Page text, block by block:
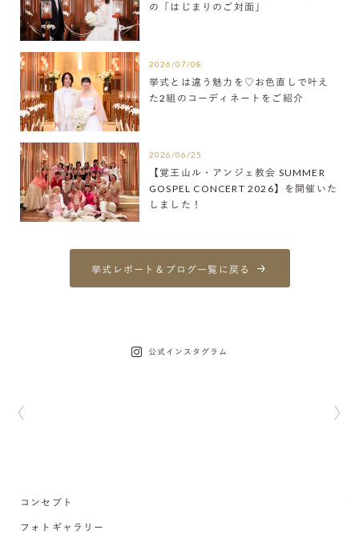
の「はじまりのご対面」
2026/07/08
挙式とは違う魅力を♡お色直しで叶え
た2組のコーディネートをご紹介
2026/06/25
【覚王山ル・アンジェ教会 SUMMER
GOSPEL CONCERT 2026】を開催いた
しました！
挙式レポート＆ブログ一覧に戻る
公式インスタグラム
コンセプト
フォトギャラリー